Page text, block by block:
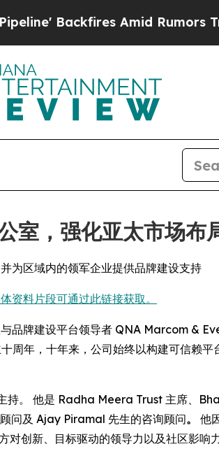
Backfires Amid Rumors Trump
，强化亚太市场布
为区域内的领军企业提供品牌建设支持
资料片段可通过此链接获取。
牌建设平台领导者 QNA Marcom &
周年，十年来，公司始终以构建可信赖
持。 他是 Radha Meera Trust 主席、
问及 Ajay Piramal 先生的咨询顾问。
他
创新、目标驱动的领导力以及社区影响